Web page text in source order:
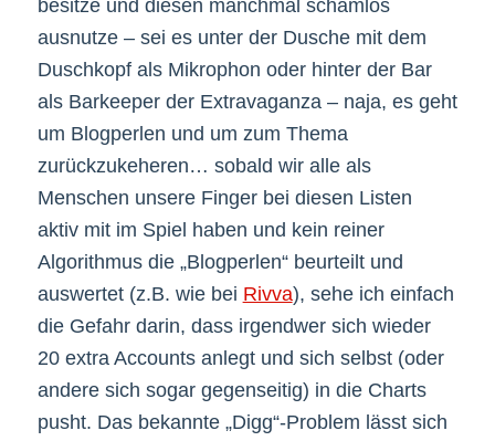
besitze und diesen manchmal schamlos
ausnutze – sei es unter der Dusche mit dem
Duschkopf als Mikrophon oder hinter der Bar
als Barkeeper der Extravaganza – naja, es geht
um Blogperlen und um zum Thema
zurückzukeheren… sobald wir alle als
Menschen unsere Finger bei diesen Listen
aktiv mit im Spiel haben und kein reiner
Algorithmus die „Blogperlen“ beurteilt und
auswertet (z.B. wie bei Rivva), sehe ich einfach
die Gefahr darin, dass irgendwer sich wieder
20 extra Accounts anlegt und sich selbst (oder
andere sich sogar gegenseitig) in die Charts
pusht. Das bekannte „Digg“-Problem lässt sich